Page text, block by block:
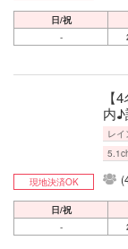
日/祝
-
【
内
レイ
現地決済OK
日/祝
-